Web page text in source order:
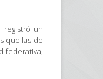
registró un
que las de
federativa,